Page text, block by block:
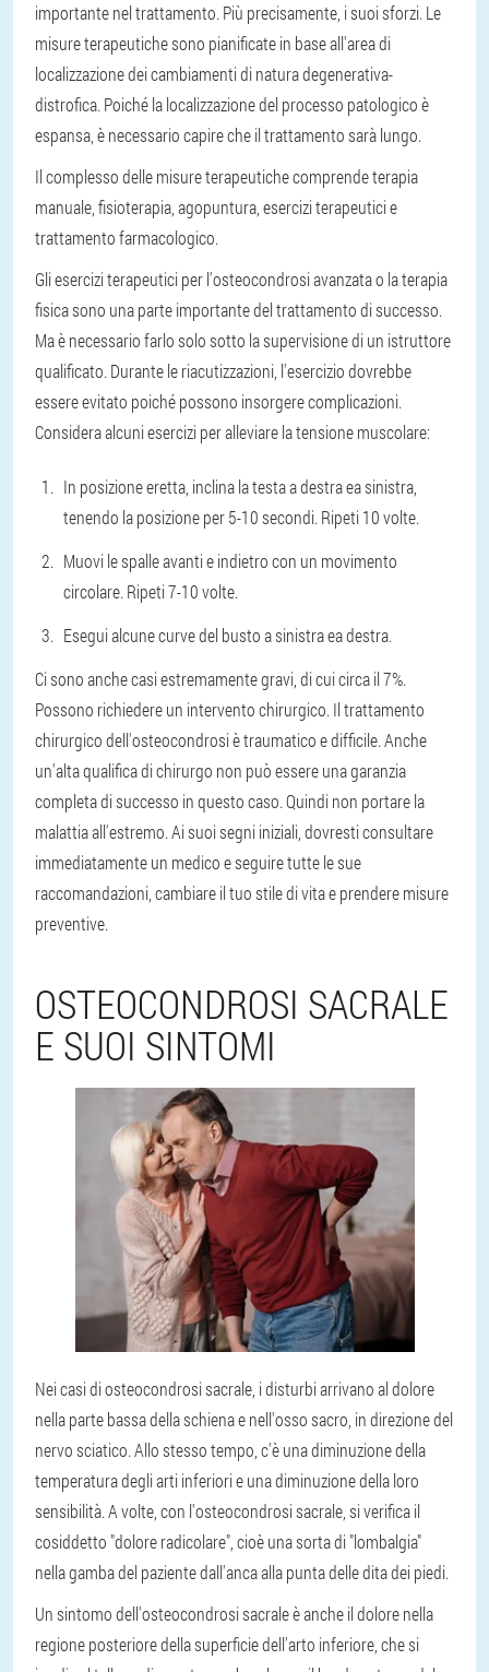
importante nel trattamento. Più precisamente, i suoi sforzi. Le
misure terapeutiche sono pianificate in base all'area di
localizzazione dei cambiamenti di natura degenerativa-
distrofica. Poiché la localizzazione del processo patologico è
espansa, è necessario capire che il trattamento sarà lungo.
Il complesso delle misure terapeutiche comprende terapia
manuale, fisioterapia, agopuntura, esercizi terapeutici e
trattamento farmacologico.
Gli esercizi terapeutici per l'osteocondrosi avanzata o la terapia
fisica sono una parte importante del trattamento di successo.
Ma è necessario farlo solo sotto la supervisione di un istruttore
qualificato. Durante le riacutizzazioni, l'esercizio dovrebbe
essere evitato poiché possono insorgere complicazioni.
Considera alcuni esercizi per alleviare la tensione muscolare:
In posizione eretta, inclina la testa a destra ea sinistra,
tenendo la posizione per 5-10 secondi. Ripeti 10 volte.
Muovi le spalle avanti e indietro con un movimento
circolare. Ripeti 7-10 volte.
Esegui alcune curve del busto a sinistra ea destra.
Ci sono anche casi estremamente gravi, di cui circa il 7%.
Possono richiedere un intervento chirurgico. Il trattamento
chirurgico dell'osteocondrosi è traumatico e difficile. Anche
un'alta qualifica di chirurgo non può essere una garanzia
completa di successo in questo caso. Quindi non portare la
malattia all'estremo. Ai suoi segni iniziali, dovresti consultare
immediatamente un medico e seguire tutte le sue
raccomandazioni, cambiare il tuo stile di vita e prendere misure
preventive.
OSTEOCONDROSI SACRALE
E SUOI SINTOMI
Nei casi di osteocondrosi sacrale, i disturbi arrivano al dolore
nella parte bassa della schiena e nell'osso sacro, in direzione del
nervo sciatico. Allo stesso tempo, c'è una diminuzione della
temperatura degli arti inferiori e una diminuzione della loro
sensibilità. A volte, con l'osteocondrosi sacrale, si verifica il
cosiddetto "dolore radicolare", cioè una sorta di "lombalgia"
nella gamba del paziente dall'anca alla punta delle dita dei piedi.
Un sintomo dell'osteocondrosi sacrale è anche il dolore nella
regione posteriore della superficie dell'arto inferiore, che si